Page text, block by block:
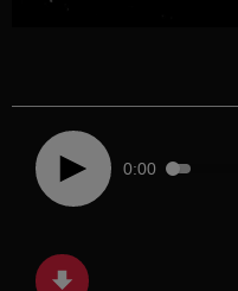
0:00